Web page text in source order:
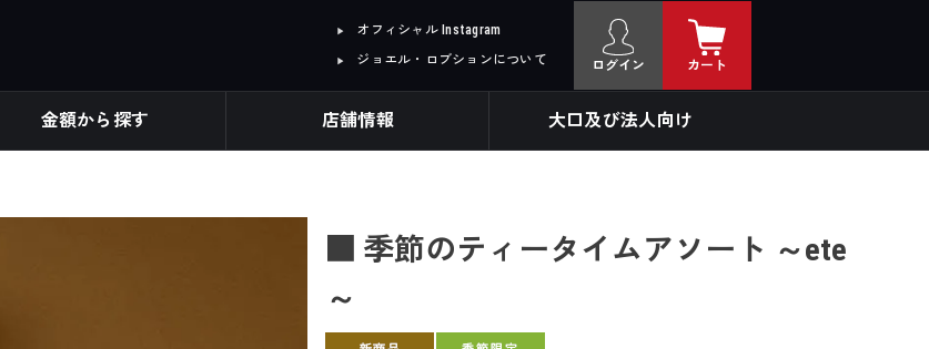
オフィシャル Instagram
ジョエル・ロブションについて
ログイン カート
金額から探す 店舗情報 大口及び法人向け
■ 季節のティータイムアソート ～ete
～